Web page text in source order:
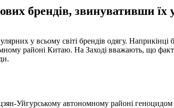
брендів, звинувативши
у всьому світі брендів одягу.
районі Китаю. На Заході вважають, що
Уйгурському автономному районі геноцидом